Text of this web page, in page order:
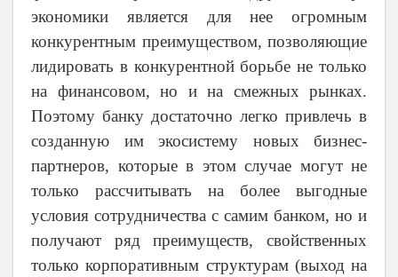
экономики является для нее огромным
конкурентным преимуществом, позволяющие
лидировать в конкурентной борьбе не только
на финансовом, но и на смежных рынках.
Поэтому банку достаточно легко привлечь в
созданную им экосистему новых бизнес-
партнеров, которые в этом случае могут не
только рассчитывать на более выгодные
условия сотрудничества с самим банком, но и
получают ряд преимуществ, свойственных
только корпоративным структурам (выход на